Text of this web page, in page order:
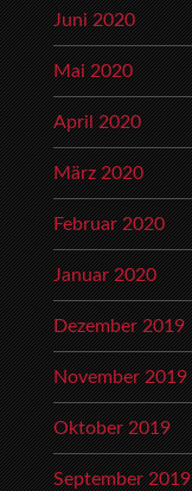
Juni 2020
Mai 2020
April 2020
März 2020
Februar 2020
Januar 2020
Dezember 2019
November 2019
Oktober 2019
September 2019